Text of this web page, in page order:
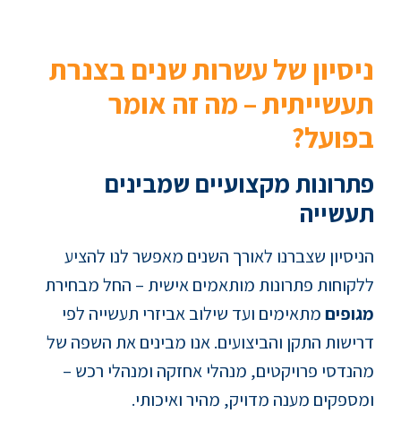
ניסיון של עשרות שנים בצנרת
תעשייתית – מה זה אומר
בפועל?
פתרונות מקצועיים שמבינים
תעשייה
הניסיון שצברנו לאורך השנים מאפשר לנו להציע
ללקוחות פתרונות מותאמים אישית – החל מבחירת
מגופיםמתאימים ועד שילוב אביזרי תעשייה לפי
דרישות התקן והביצועים. אנו מבינים את השפה של
מהנדסי פרויקטים, מנהלי אחזקה ומנהלי רכש –
ומספקים מענה מדויק, מהיר ואיכותי.